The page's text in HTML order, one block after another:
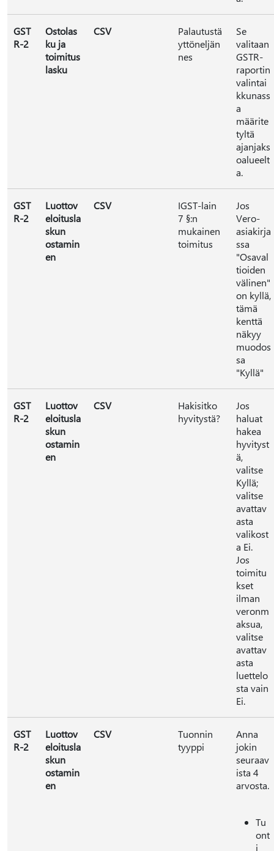
GST
R-2
Ostolas
ku ja
toimitus
lasku
CSV
Palautustä
yttöneljän
nes
Se
valitaan
GSTR-
raportin
valintai
kkunass
a
määrite
tyltä
ajanjaks
oalueelt
a.
GST
R-2
Luottov
eloitusla
skun
ostamin
en
CSV
IGST-lain
7 §:n
mukainen
toimitus
Jos
Vero-
asiakirja
ssa
"Osaval
tioiden
välinen"
on kyllä,
tämä
kenttä
näkyy
muodos
sa
"Kyllä"
GST
R-2
Luottov
eloitusla
skun
ostamin
en
CSV
Hakisitko
hyvitystä?
Jos
haluat
hakea
hyvityst
ä,
valitse
Kyllä;
valitse
avattav
asta
valikost
a Ei.
Jos
toimitu
kset
ilman
veronm
aksua,
valitse
avattav
asta
luettelo
sta vain
Ei.
GST
R-2
Luottov
eloitusla
skun
ostamin
en
CSV
Tuonnin
tyyppi
Anna
jokin
seuraav
ista 4
arvosta.
Tu
ont
i